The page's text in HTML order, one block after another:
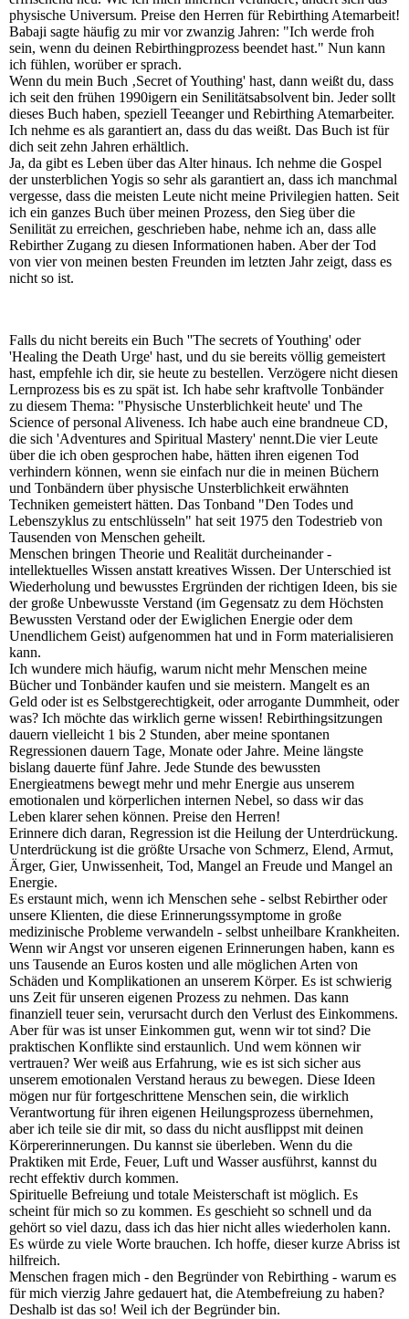
physische Universum. Preise den Herren für Rebirthing Atemarbeit!
Babaji sagte häufig zu mir vor zwanzig Jahren: "Ich werde froh
sein, wenn du deinen Rebirthingprozess beendet hast." Nun kann
ich fühlen, worüber er sprach.
Wenn du mein Buch ‚Secret of Youthing' hast, dann weißt du, dass
ich seit den frühen 1990igern ein Senilitätsabsolvent bin. Jeder sollt
dieses Buch haben, speziell Teeanger und Rebirthing Atemarbeiter.
Ich nehme es als garantiert an, dass du das weißt. Das Buch ist für
dich seit zehn Jahren erhältlich.
Ja, da gibt es Leben über das Alter hinaus. Ich nehme die Gospel
der unsterblichen Yogis so sehr als garantiert an, dass ich manchmal
vergesse, dass die meisten Leute nicht meine Privilegien hatten. Seit
ich ein ganzes Buch über meinen Prozess, den Sieg über die
Senilität zu erreichen, geschrieben habe, nehme ich an, dass alle
Rebirther Zugang zu diesen Informationen haben. Aber der Tod
von vier von meinen besten Freunden im letzten Jahr zeigt, dass es
nicht so ist.
Falls du nicht bereits ein Buch ''The secrets of Youthing' oder
'Healing the Death Urge' hast, und du sie bereits völlig gemeistert
hast, empfehle ich dir, sie heute zu bestellen. Verzögere nicht diesen
Lernprozess bis es zu spät ist. Ich habe sehr kraftvolle Tonbänder
zu diesem Thema: "Physische Unsterblichkeit heute' und The
Science of personal Aliveness. Ich habe auch eine brandneue CD,
die sich 'Adventures and Spiritual Mastery' nennt.Die vier Leute
über die ich oben gesprochen habe, hätten ihren eigenen Tod
verhindern können, wenn sie einfach nur die in meinen Büchern
und Tonbändern über physische Unsterblichkeit erwähnten
Techniken gemeistert hätten. Das Tonband "Den Todes und
Lebenszyklus zu entschlüsseln" hat seit 1975 den Todestrieb von
Tausenden von Menschen geheilt.
Menschen bringen Theorie und Realität durcheinander -
intellektuelles Wissen anstatt kreatives Wissen. Der Unterschied ist
Wiederholung und bewusstes Ergründen der richtigen Ideen, bis sie
der große Unbewusste Verstand (im Gegensatz zu dem Höchsten
Bewussten Verstand oder der Ewiglichen Energie oder dem
Unendlichem Geist) aufgenommen hat und in Form materialisieren
kann.
Ich wundere mich häufig, warum nicht mehr Menschen meine
Bücher und Tonbänder kaufen und sie meistern. Mangelt es an
Geld oder ist es Selbstgerechtigkeit, oder arrogante Dummheit, oder
was? Ich möchte das wirklich gerne wissen! Rebirthingsitzungen
dauern vielleicht 1 bis 2 Stunden, aber meine spontanen
Regressionen dauern Tage, Monate oder Jahre. Meine längste
bislang dauerte fünf Jahre. Jede Stunde des bewussten
Energieatmens bewegt mehr und mehr Energie aus unserem
emotionalen und körperlichen internen Nebel, so dass wir das
Leben klarer sehen können. Preise den Herren!
Erinnere dich daran, Regression ist die Heilung der Unterdrückung.
Unterdrückung ist die größte Ursache von Schmerz, Elend, Armut,
Ärger, Gier, Unwissenheit, Tod, Mangel an Freude und Mangel an
Energie.
Es erstaunt mich, wenn ich Menschen sehe - selbst Rebirther oder
unsere Klienten, die diese Erinnerungssymptome in große
medizinische Probleme verwandeln - selbst unheilbare Krankheiten.
Wenn wir Angst vor unseren eigenen Erinnerungen haben, kann es
uns Tausende an Euros kosten und alle möglichen Arten von
Schäden und Komplikationen an unserem Körper. Es ist schwierig
uns Zeit für unseren eigenen Prozess zu nehmen. Das kann
finanziell teuer sein, verursacht durch den Verlust des Einkommens.
Aber für was ist unser Einkommen gut, wenn wir tot sind? Die
praktischen Konflikte sind erstaunlich. Und wem können wir
vertrauen? Wer weiß aus Erfahrung, wie es ist sich sicher aus
unserem emotionalen Verstand heraus zu bewegen. Diese Ideen
mögen nur für fortgeschrittene Menschen sein, die wirklich
Verantwortung für ihren eigenen Heilungsprozess übernehmen,
aber ich teile sie dir mit, so dass du nicht ausflippst mit deinen
Körpererinnerungen. Du kannst sie überleben. Wenn du die
Praktiken mit Erde, Feuer, Luft und Wasser ausführst, kannst du
recht effektiv durch kommen.
Spirituelle Befreiung und totale Meisterschaft ist möglich. Es
scheint für mich so zu kommen. Es geschieht so schnell und da
gehört so viel dazu, dass ich das hier nicht alles wiederholen kann.
Es würde zu viele Worte brauchen. Ich hoffe, dieser kurze Abriss ist
hilfreich.
Menschen fragen mich - den Begründer von Rebirthing - warum es
für mich vierzig Jahre gedauert hat, die Atembefreiung zu haben?
Deshalb ist das so! Weil ich der Begründer bin.